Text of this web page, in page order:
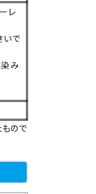
レ
いで
染み
ので